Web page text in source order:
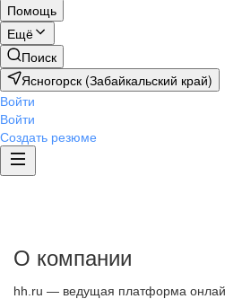
Помощь
Ещё
Поиск
Ясногорск (Забайкальский край)
Войти
Войти
Создать резюме
О компании
hh.ru — ведущая платформа